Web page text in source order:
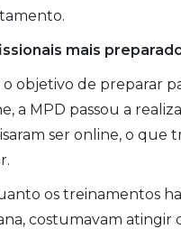
mais
o objetivo de preparar
a MPD passou a
ser online, o que
os treinamentos
costumavam atingir